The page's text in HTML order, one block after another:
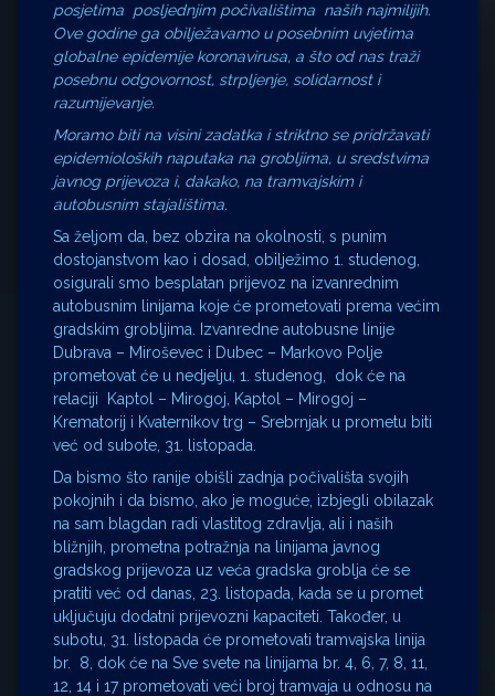
posjetima posljednjim počivalištima naših najmilijih.
Ove godine ga obilježavamo u posebnim uvjetima
globalne epidemije koronavirusa, a što od nas traži
posebnu odgovornost, strpljenje, solidarnost i
razumijevanje.
Moramo biti na visini zadatka i striktno se pridržavati
epidemioloških naputaka na grobljima, u sredstvima
javnog prijevoza i, dakako, na tramvajskim i
autobusnim stajalištima.
Sa željom da, bez obzira na okolnosti, s punim
dostojanstvom kao i dosad, obilježimo 1. studenog,
osigurali smo besplatan prijevoz na izvanrednim
autobusnim linijama koje će prometovati prema većim
gradskim grobljima. Izvanredne autobusne linije
Dubrava – Miroševec i Dubec – Markovo Polje
prometovat će u nedjelju, 1. studenog, dok će na
relaciji Kaptol – Mirogoj, Kaptol – Mirogoj –
Krematorij i Kvaternikov trg – Srebrnjak u prometu biti
već od subote, 31. listopada.
Da bismo što ranije obišli zadnja počivališta svojih
pokojnih i da bismo, ako je moguće, izbjegli obilazak
na sam blagdan radi vlastitog zdravlja, ali i naših
bližnjih, prometna potražnja na linijama javnog
gradskog prijevoza uz veća gradska groblja će se
pratiti već od danas, 23. listopada, kada se u promet
uključuju dodatni prijevozni kapaciteti. Također, u
subotu, 31. listopada će prometovati tramvajska linija
br. 8, dok će na Sve svete na linijama br. 4, 6, 7, 8, 11,
12, 14 i 17 prometovati veći broj tramvaja u odnosu na